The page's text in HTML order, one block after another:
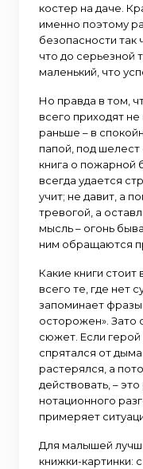
костер на даче.
именно поэтому
безопасности так
что до серьезной
маленький, что
Но правда в том,
всего приходят
раньше – в
папой, под
книга о пожарной
всегда удается
учит; не давит, а
тревогой, а
мысль – огонь
ним обращаются
Какие книги
всего те, где нет
запоминает фразы
осторожен». Зато
сюжет. Если герой
спрятался от
растерялся, а
действовать, –
нотационного
примеряет
Для малышей
книжки-картинки: